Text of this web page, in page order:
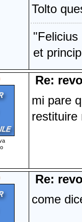
Tolto
"Felicius
et
Re:
mi pare
restituire
Re:
come